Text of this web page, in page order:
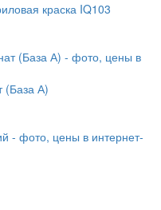
краска IQ103
(База А)